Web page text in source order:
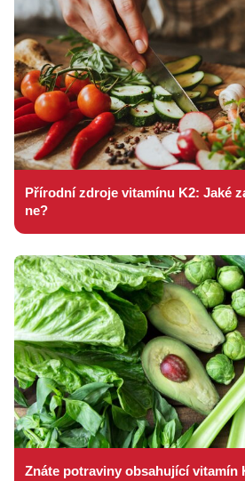
Přírodní zdroje vitamínu K2: Jaké
ne?
Znáte potraviny obsahující vitamín